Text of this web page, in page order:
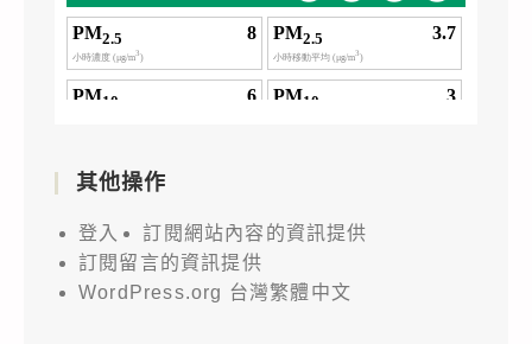
其他操作
登入
訂閱網站內容的資訊提供
訂閱留言的資訊提供
WordPress.org 台灣繁體中文